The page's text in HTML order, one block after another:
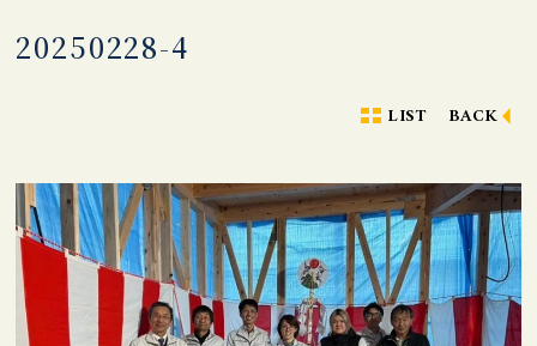
20250228-4
LIST BACK